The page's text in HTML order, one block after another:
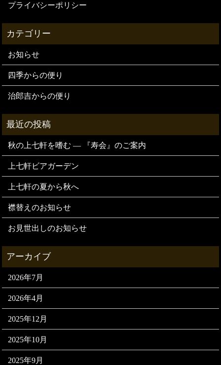
プライバシーポリシー
お知らせ
四季からの便り
治郎吉からの便り
秋の上七軒を嗜む — 『寿会』のご案内
上七軒ビアガーデン
上七軒の夏から秋へ
襟替えのお知らせ
お見世出しのお知らせ
2026年7月
2026年4月
2025年12月
2025年10月
2025年9月